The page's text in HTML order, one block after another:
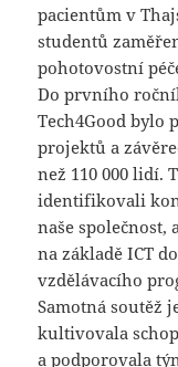
pacientům v
studentů
pohotovostní
Do prvního
Tech4Good bylo
projektů a
než 110 000 lidí.
identifikovali
naše
na základě ICT
vzdělávacího
Samotná soutěž
kultivovala
a podporovala